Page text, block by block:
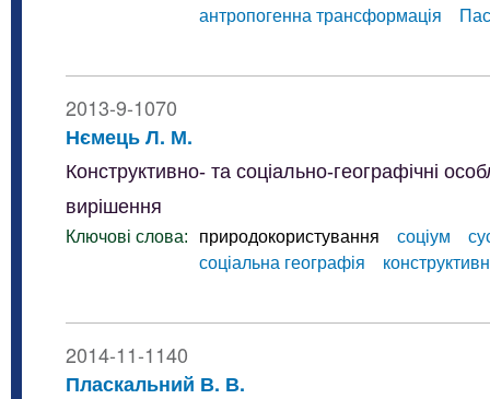
антропогенна трансформація
2013-9-1070
Нємець Л. М.
Конструктивно- та соціально-географічні
вирішення
Ключові слова: природокористування соціум
соціальна географія
2014-11-1140
Пласкальний В. В.